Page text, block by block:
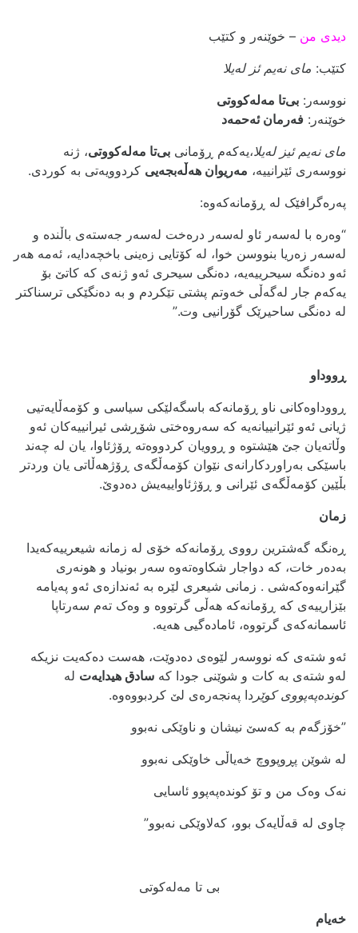
دیدی من – خوێنەر و کتێب
کتێب: مای نەیم ئز لەیلا
نووسەر: بی‌تا مەلەکووتی
خوێنەر: فەرمان ئەحمەد
مای نەیم ئیز لەیلا،یەکەم ڕۆمانی بیتا مەلەکووتی، ژنە
نووسەری ئێرانییە، مەریوان هەڵەبجەیی کردوویەتی بە کوردی.
په‌ره‌گرافێک له‌ ڕۆمانه‌که‌وه‌:
“وەرە با لەسەر ئاو لەسەر درەخت لەسەر جەستەی باڵندە و
لەسەر زەریا بنووسن خوا، لە کۆتایی زەینی باخچەدایە، ئەمە هەر
ئەو دەنگە سیحرییەیە، دەنگی سیحری ئەو ژنەی کە کاتێ بۆ
یەکەم جار لەگەڵی خەوتم پشتی تێکردم و بە دەنگێکی ترسناکتر
لە دەنگی ساحیرێک گۆرانیی وت.”
ڕووداو
ڕووداوەکانی ناو ڕۆمانەکە باسگەلێکی سیاسی و کۆمه‌ڵایه‌تیی
ژیانی ئه‌و ئێرانییانه‌یه‌ که‌ سه‌روه‌ختی شۆڕشی ئیرانییه‌کان ئه‌و
وڵاته‌یان جێ هێشتوه‌ و ڕوویان کردووه‌ته‌ ڕۆژئاوا، یان له‌ چه‌ند
باسێکی بەراوردکارانەی نێوان کۆمەڵگەی ڕۆژهەڵاتی یان وردتر
بڵێین کۆمەڵگەی ئێرانی و ڕۆژئاواییەیش ده‌دوێ.
زمان
ڕه‌نگه‌ گه‌شترین رووی ڕۆمانه‌که‌ خۆی له‌ زمانه‌ شیعرییه‌که‌یدا
به‌ده‌ر خات، که‌ دواجار شکاوه‌ته‌وه‌ سه‌ر بونیاد و هونه‌ری
گێرانه‌وه‌که‌شی . زمانی شیعری لێره‌ به‌ ئه‌ندازه‌ی ئه‌و په‌یامه‌
بێزارییه‌ی که‌ ڕۆمانه‌که‌ هه‌ڵی گرتووه‌ و وه‌ک ته‌م سه‌رتاپا
ئاسمانه‌که‌ی گرتووه‌، ئاماده‌گیی هه‌یه‌.
ئه‌و شته‌ی که‌ نووسه‌ر لێوه‌ی ده‌دوێت، هه‌ست ده‌که‌یت نزیکه‌
له‌و شته‌ی به‌ کات و شوێنی جودا که‌ سادق هیدایه‌ت له‌
کونده‌پەپووی کوێر دا په‌نجه‌ره‌ی لێ کردبووه‌وه‌.
”خۆزگەم بە کەسێ نیشان و ناوێکی نەبوو
لە شوێن پڕوپووچ خەیاڵی خاوێکی نەبوو
نەک وەک من و تۆ کوندەپەپوو ئاسایی
چاوی لە قەڵایەک بوو، کەلاوێکی نەبوو”
بی تا مەلەکوتی
خه‌یام